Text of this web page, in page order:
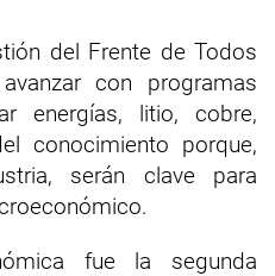
del Frente de Todos
con programas
energías, litio, cobre,
conocimiento porque,
serán clave para
fue la segunda